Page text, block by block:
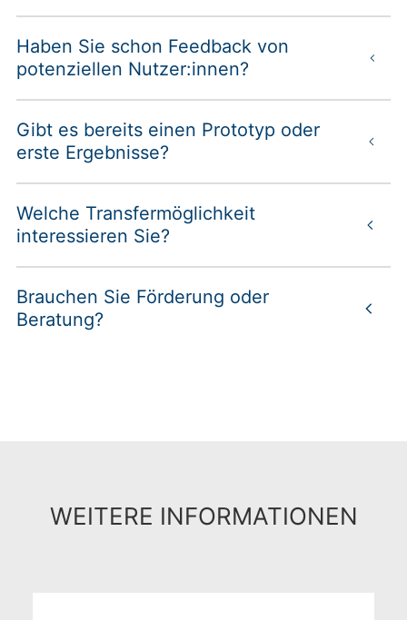
Haben Sie schon Feedback von
potenziellen Nutzer:innen?
Gibt es bereits einen Prototyp oder
erste Ergebnisse?
Welche Transfermöglichkeit
interessieren Sie?
Brauchen Sie Förderung oder
Beratung?
WEITERE INFORMATIONEN